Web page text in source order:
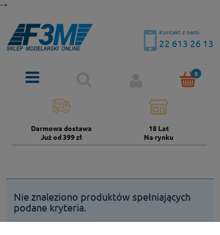
-->
Kontakt z nami
22 613 26 13
Darmowa dostawa
Już od 399 zł
18 Lat
Na rynku
Nie znaleziono produktów spełniających
podane kryteria.